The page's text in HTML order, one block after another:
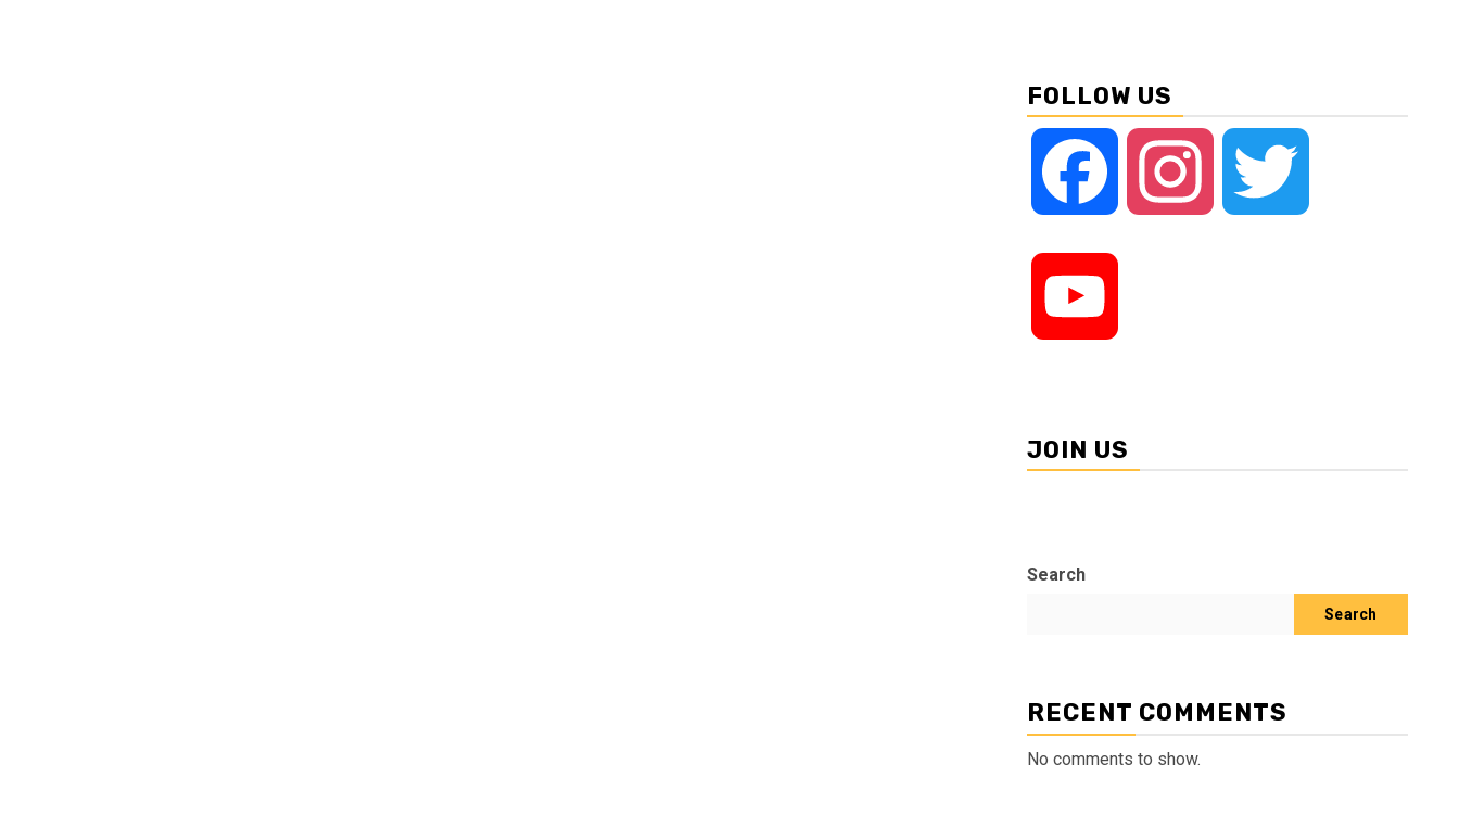
FOLLOW US
Facebook Instagram
JOIN US
Search
Search
RECENT COMMENTS
No comments to show.